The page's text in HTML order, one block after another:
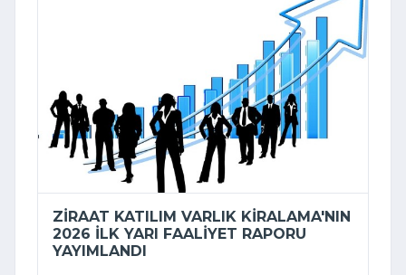
ZIRAAT KATILIM VARLIK KIRALAMA'NIN
2026 ILK YARI FAALIYET RAPORU
YAYIMLANDI